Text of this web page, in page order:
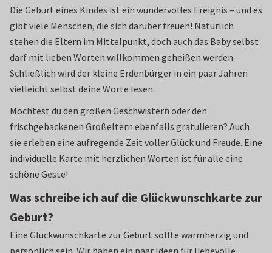
Die Geburt eines Kindes ist ein wundervolles Ereignis – und es
gibt viele Menschen, die sich darüber freuen! Natürlich
stehen die Eltern im Mittelpunkt, doch auch das Baby selbst
darf mit lieben Worten willkommen geheißen werden.
Schließlich wird der kleine Erdenbürger in ein paar Jahren
vielleicht selbst deine Worte lesen.
Möchtest du den großen Geschwistern oder den
frischgebackenen Großeltern ebenfalls gratulieren? Auch
sie erleben eine aufregende Zeit voller Glück und Freude. Eine
individuelle Karte mit herzlichen Worten ist für alle eine
schöne Geste!
Was schreibe ich auf die Glückwunschkarte zur
Geburt?
Eine Glückwunschkarte zur Geburt sollte warmherzig und
persönlich sein. Wir haben ein paar Ideen für liebevolle